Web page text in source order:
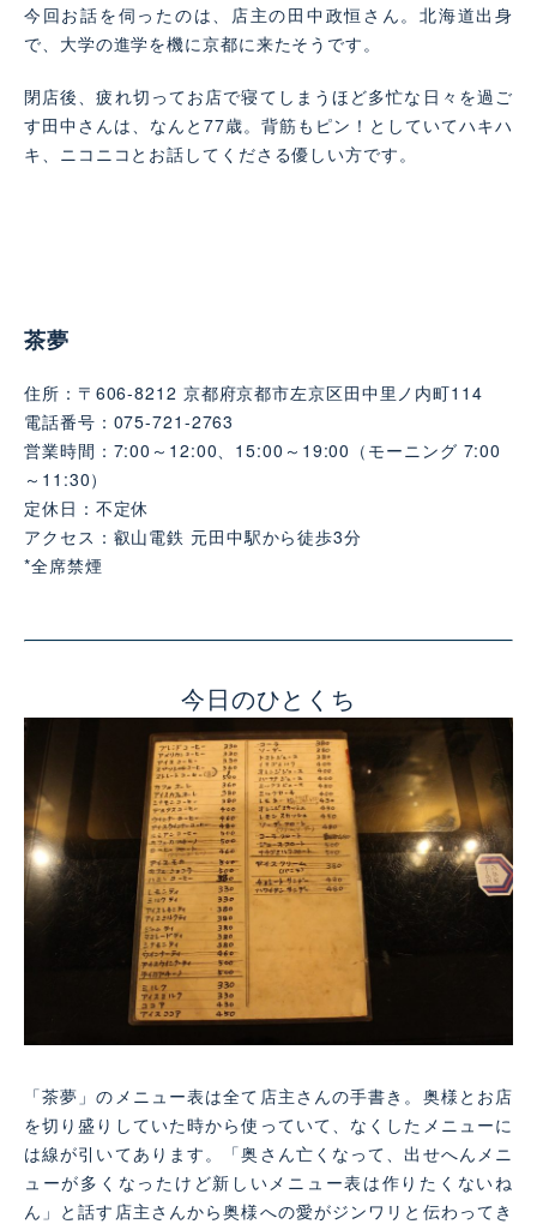
今回お話を伺ったのは、店主の田中政恒さん。北海道出身
で、大学の進学を機に京都に来たそうです。
閉店後、疲れ切ってお店で寝てしまうほど多忙な日々を過ご
す田中さんは、なんと77歳。背筋もピン！としていてハキハ
キ、ニコニコとお話してくださる優しい方です。
茶夢
住所：〒606-8212 京都府京都市左京区田中里ノ内町114
電話番号：075-721-2763
営業時間：7:00～12:00、15:00～19:00（モーニング 7:00
～11:30）
定休日：不定休
アクセス：叡山電鉄 元田中駅から徒歩3分
*全席禁煙
今日のひとくち
「茶夢」のメニュー表は全て店主さんの手書き。奥様とお店
を切り盛りしていた時から使っていて、なくしたメニューに
は線が引いてあります。「奥さん亡くなって、出せへんメニ
ューが多くなったけど新しいメニュー表は作りたくないね
ん」と話す店主さんから奥様への愛がジンワリと伝わってき